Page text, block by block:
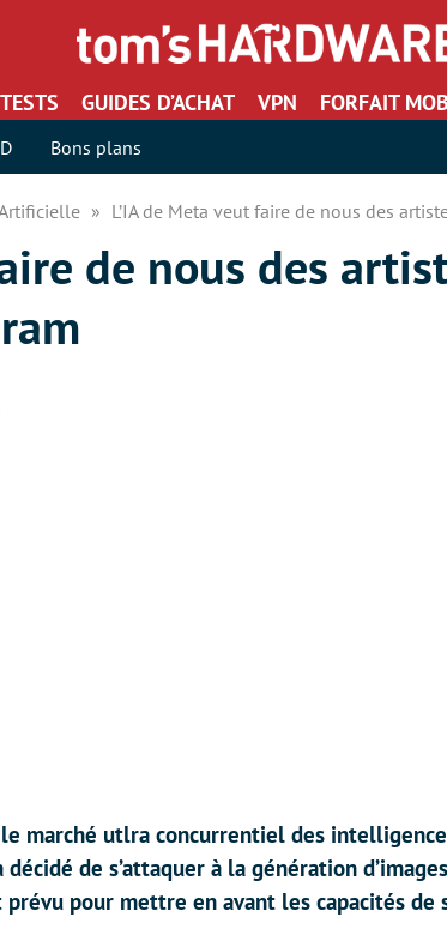
TESTS GUIDES D’ACHAT VPN FORFAIT
Bons plans
L’IA de Meta veut faire de nous des
de nous des
marché utlra concurrentiel des
de s’attaquer à la génération
pour mettre en avant les capacités de